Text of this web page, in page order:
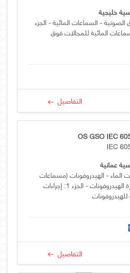
خليجية
- السماعات المائية - الجزء
المائية للمجالات فوق
التفاصيل
OS GSO IEC
IEC
عمانية
الماء - الهيدروفونات (مسماعات
مائية) - معايرة الهيدروفونات - الجزء 1: إجراءات
للهيدروفونات
التفاصيل